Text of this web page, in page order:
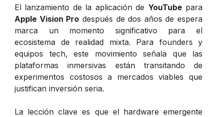
El lanzamiento de la aplicación de YouTubepara
Apple Vision Pro después de dos años de espera
marca un momento significativo para el
ecosistema de realidad mixta. Para founders y
equipos tech, este movimiento señala que las
plataformas inmersivas están transitando de
experimentos costosos a mercados viables que
justifican inversión seria.
La lección clave es que el hardware emergente